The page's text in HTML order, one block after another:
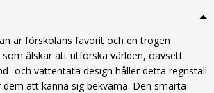
är förskolans favorit och en trogen
älskar att utforska världen, oavsett
och vattentäta design håller detta regnställ
att känna sig bekväma. Den smarta